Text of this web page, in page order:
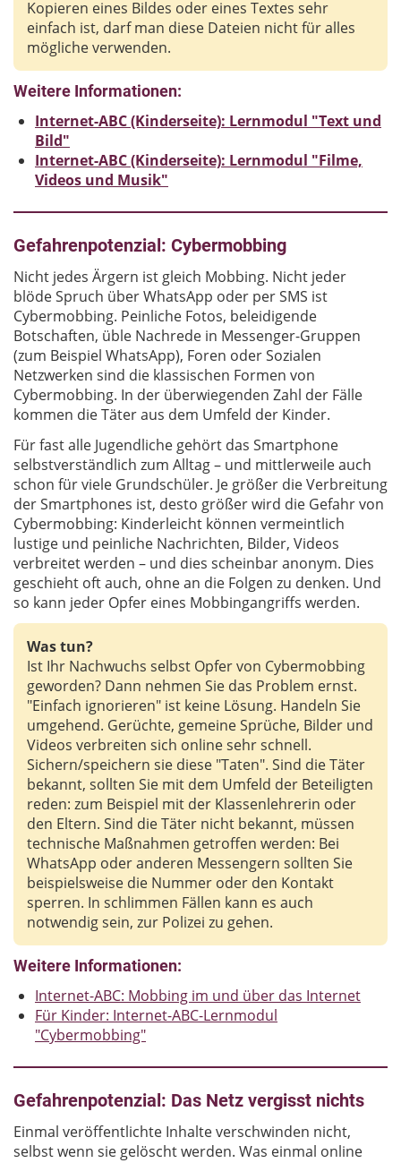
Kopieren eines Bildes oder eines Textes sehr
einfach ist, darf man diese Dateien nicht für alles
mögliche verwenden.
Weitere Informationen:
Internet-ABC (Kinderseite): Lernmodul "Text und
Bild"
Internet-ABC (Kinderseite): Lernmodul "Filme,
Videos und Musik"
Gefahrenpotenzial: Cybermobbing
Nicht jedes Ärgern ist gleich Mobbing. Nicht jeder
blöde Spruch über WhatsApp oder per SMS ist
Cybermobbing. Peinliche Fotos, beleidigende
Botschaften, üble Nachrede in Messenger-Gruppen
(zum Beispiel WhatsApp), Foren oder Sozialen
Netzwerken sind die klassischen Formen von
Cybermobbing. In der überwiegenden Zahl der Fälle
kommen die Täter aus dem Umfeld der Kinder.
Für fast alle Jugendliche gehört das Smartphone
selbstverständlich zum Alltag – und mittlerweile auch
schon für viele Grundschüler. Je größer die Verbreitung
der Smartphones ist, desto größer wird die Gefahr von
Cybermobbing: Kinderleicht können vermeintlich
lustige und peinliche Nachrichten, Bilder, Videos
verbreitet werden – und dies scheinbar anonym. Dies
geschieht oft auch, ohne an die Folgen zu denken. Und
so kann jeder Opfer eines Mobbingangriffs werden.
Was tun?
Ist Ihr Nachwuchs selbst Opfer von Cybermobbing
geworden? Dann nehmen Sie das Problem ernst.
"Einfach ignorieren" ist keine Lösung. Handeln Sie
umgehend. Gerüchte, gemeine Sprüche, Bilder und
Videos verbreiten sich online sehr schnell.
Sichern/speichern sie diese "Taten". Sind die Täter
bekannt, sollten Sie mit dem Umfeld der Beteiligten
reden: zum Beispiel mit der Klassenlehrerin oder
den Eltern. Sind die Täter nicht bekannt, müssen
technische Maßnahmen getroffen werden: Bei
WhatsApp oder anderen Messengern sollten Sie
beispielsweise die Nummer oder den Kontakt
sperren. In schlimmen Fällen kann es auch
notwendig sein, zur Polizei zu gehen.
Weitere Informationen:
Internet-ABC: Mobbing im und über das Internet
Für Kinder: Internet-ABC-Lernmodul
"Cybermobbing"
Gefahrenpotenzial: Das Netz vergisst nichts
Einmal veröffentlichte Inhalte verschwinden nicht,
selbst wenn sie gelöscht werden. Was einmal online